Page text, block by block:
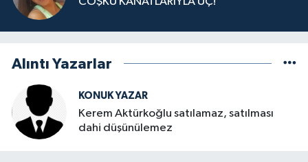
Alıntı Yazarlar
KONUK YAZAR
Kerem Aktürkoğlu satılamaz, satılması
dahi düşünülemez